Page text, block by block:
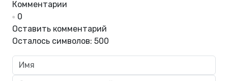
Комментарии
0
Оставить комментарий
Осталось символов: 500